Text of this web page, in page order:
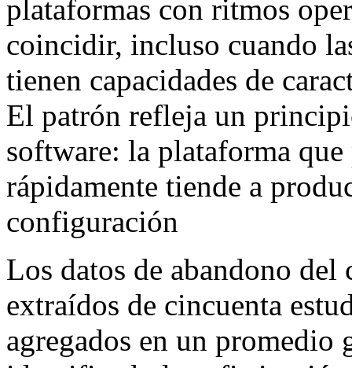
plataformas con ritmos
coincidir, incluso cuando
tienen capacidades de
El patrón refleja un
software: la plataforma
rápidamente tiende a
configuración
Los datos de abandono
extraídos de cincuenta
agregados en un